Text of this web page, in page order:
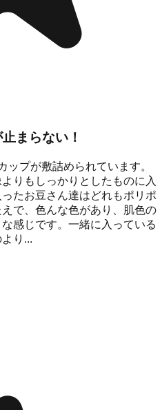
まらない！
ップが敷詰められています。
りもしっかりとしたものに入
たお豆さん達はどれもポリポ
で、色んな色があり、肌色の
感じです。一緒に入っている
り...